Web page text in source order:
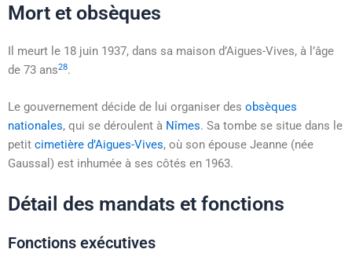
Mort et obsèques
Il meurt le 18 juin 1937, dans sa maison d’Aigues-Vives, à l’âge
de 73 ans28.
Le gouvernement décide de lui organiser des obsèques
nationales, qui se déroulent à Nîmes. Sa tombe se situe dans le
petit cimetière d’Aigues-Vives, où son épouse Jeanne (née
Gaussal) est inhumée à ses côtés en 1963.
Détail des mandats et fonctions
Fonctions exécutives